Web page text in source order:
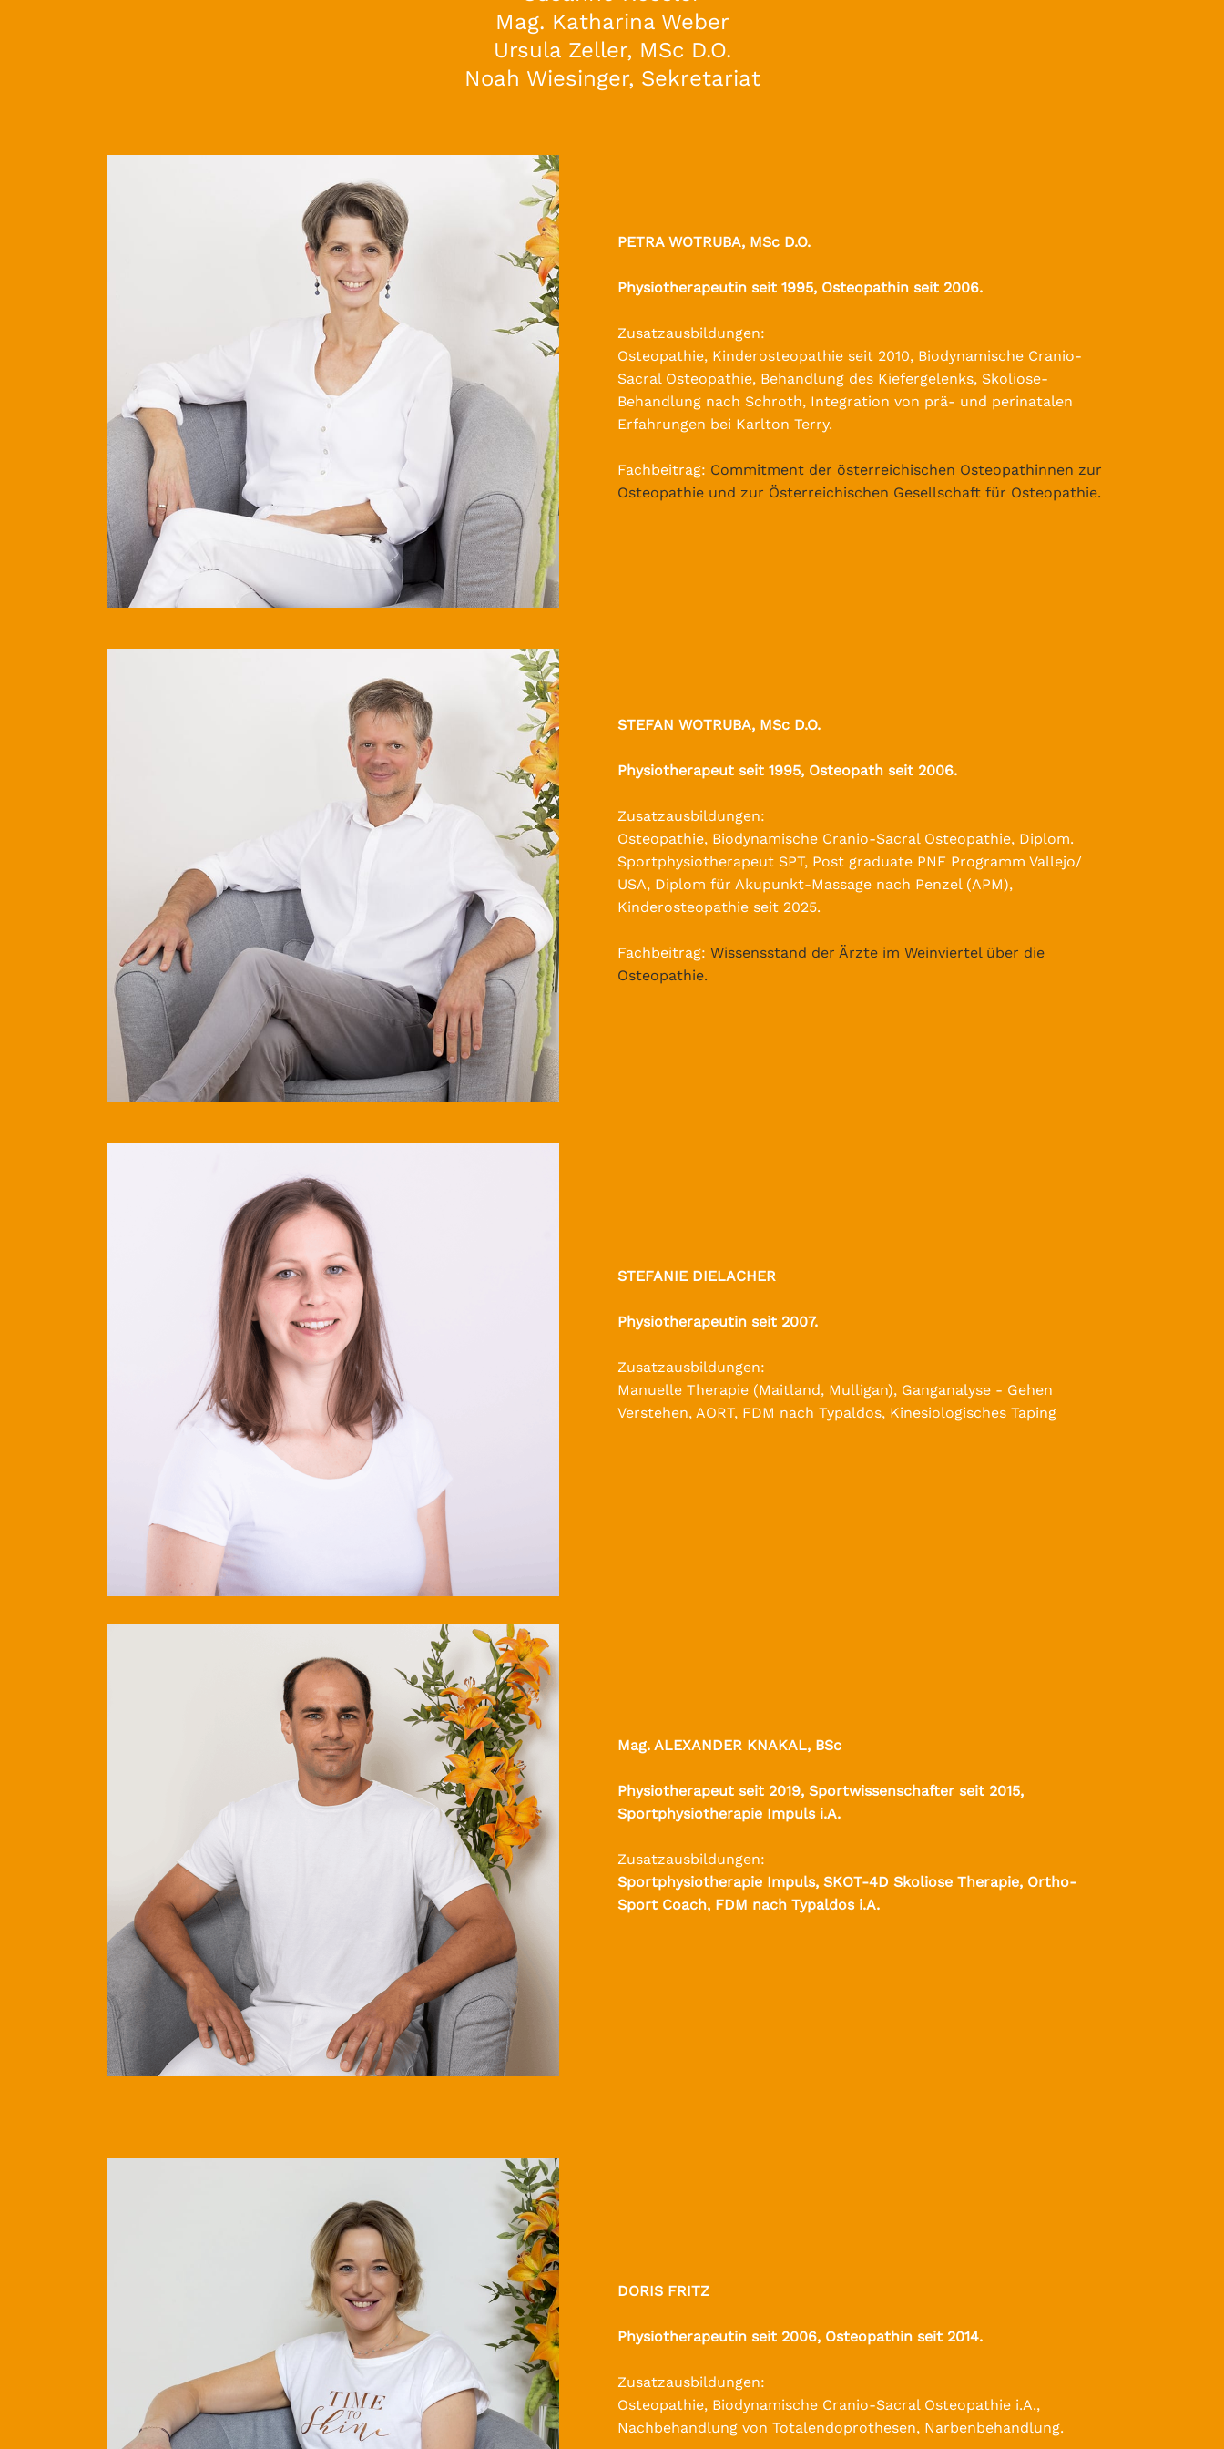
Mag. Katharina Weber
Ursula Zeller, MSc D.O.
Noah Wiesinger, Sekretariat
PETRA WOTRUBA, MSc D.O.
Physiotherapeutin seit 1995, Osteopathin seit 2006.
Zusatzausbildungen:
Osteopathie, Kinderosteopathie seit 2010, Biodynamische Cranio-
Sacral Osteopathie, Behandlung des Kiefergelenks, Skoliose-
Behandlung nach Schroth, Integration von prä- und perinatalen
Erfahrungen bei Karlton Terry.
Fachbeitrag: Commitment der österreichischen Osteopathinnen zur
Osteopathie und zur Österreichischen Gesellschaft für Osteopathie.
STEFAN WOTRUBA, MSc D.O.
Physiotherapeut seit 1995, Osteopath seit 2006.
Zusatzausbildungen:
Osteopathie, Biodynamische Cranio-Sacral Osteopathie, Diplom.
Sportphysiotherapeut SPT, Post graduate PNF Programm Vallejo/
USA, Diplom für Akupunkt-Massage nach Penzel (APM),
Kinderosteopathie seit 2025.
Fachbeitrag: Wissensstand der Ärzte im Weinviertel über die
Osteopathie.
STEFANIE DIELACHER
Physiotherapeutin seit 2007.
Zusatzausbildungen:
Manuelle Therapie (Maitland, Mulligan), Ganganalyse - Gehen
Verstehen, AORT, FDM nach Typaldos, Kinesiologisches Taping
Mag. ALEXANDER KNAKAL, BSc
Physiotherapeut seit 2019, Sportwissenschafter seit 2015,
Sportphysiotherapie Impuls i.A.
Zusatzausbildungen:
Sportphysiotherapie Impuls, SKOT-4D Skoliose Therapie, Ortho-
Sport Coach, FDM nach Typaldos i.A.
DORIS FRITZ
Physiotherapeutin seit 2006, Osteopathin seit 2014.
Zusatzausbildungen:
Osteopathie, Biodynamische Cranio-Sacral Osteopathie i.A.,
Nachbehandlung von Totalendoprothesen, Narbenbehandlung.